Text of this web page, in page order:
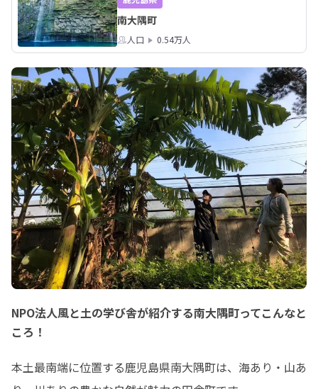
そんな時は30分〜1時間のオンライン面
談も実施しております。
地域への移住は、まずは住民と話して
みるところから。
まずは「興味ある」「応募したい」の
リアクションをいただき、お気軽にメ
ッセージいただけると幸いです。
これから、外国人・
者・不登校の子ども
ど、多様な方々が行
お互いを知ることが
ぜ」な空間をつくり
す。
私の協力隊としての
るのは、NPO法人
す。
地元の農家さんと移
農家研修の受け入れ
団体ですが、私が「
がある！」「こんな
い！」と話すと、す
地域の方々とつない
す。また、地域の方
れていただいて、本
南大隅町
人口 0.54万人
NPO法人風と土の学び舎が紹介する南大隅町ってこんなと
ころ！
本土最南端に位置する鹿児島県南大隅町は、海あり・山あ